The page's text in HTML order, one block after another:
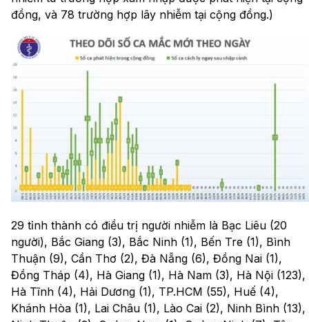
đồng, và 78 trường hợp lây nhiễm tại cộng đồng.)
29 tỉnh thành có điều trị người nhiễm là Bạc Liêu (20
người), Bắc Giang (3), Bắc Ninh (1), Bến Tre (1), Bình
Thuận (9), Cần Thơ (2), Đà Nẵng (6), Đồng Nai (1),
Đồng Tháp (4), Hà Giang (1), Hà Nam (3), Hà Nội (123),
Hà Tĩnh (4), Hải Dương (1), TP.HCM (55), Huế (4),
Khánh Hòa (1), Lai Châu (1), Lào Cai (2), Ninh Bình (13),